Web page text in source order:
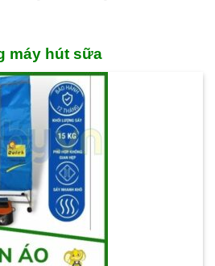
máy hút sữa